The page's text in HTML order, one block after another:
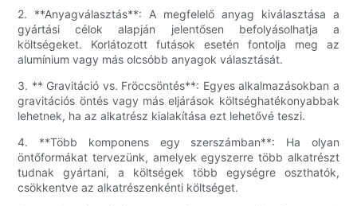
2. **Anyagválasztás**: A megfelelő anyag kiválasztása a
gyártási célok alapján jelentősen befolyásolhatja a
költségeket. Korlátozott futások esetén fontolja meg az
alumínium vagy más olcsóbb anyagok választását.
3. ** Gravitáció vs. Fröccsöntés**: Egyes alkalmazásokban a
gravitációs öntés vagy más eljárások költséghatékonyabbak
lehetnek, ha az alkatrész kialakítása ezt lehetővé teszi.
4. **Több komponens egy szerszámban**: Ha olyan
öntőformákat tervezünk, amelyek egyszerre több alkatrészt
tudnak gyártani, a költségek több egységre oszthatók,
csökkentve az alkatrészenkénti költséget.